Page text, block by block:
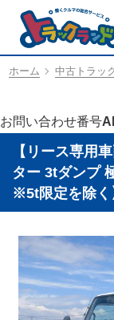
ホーム 中古トラッ
お問い合わせ番号
【リース専用
ター 3tダンプ
※5t限定を除く